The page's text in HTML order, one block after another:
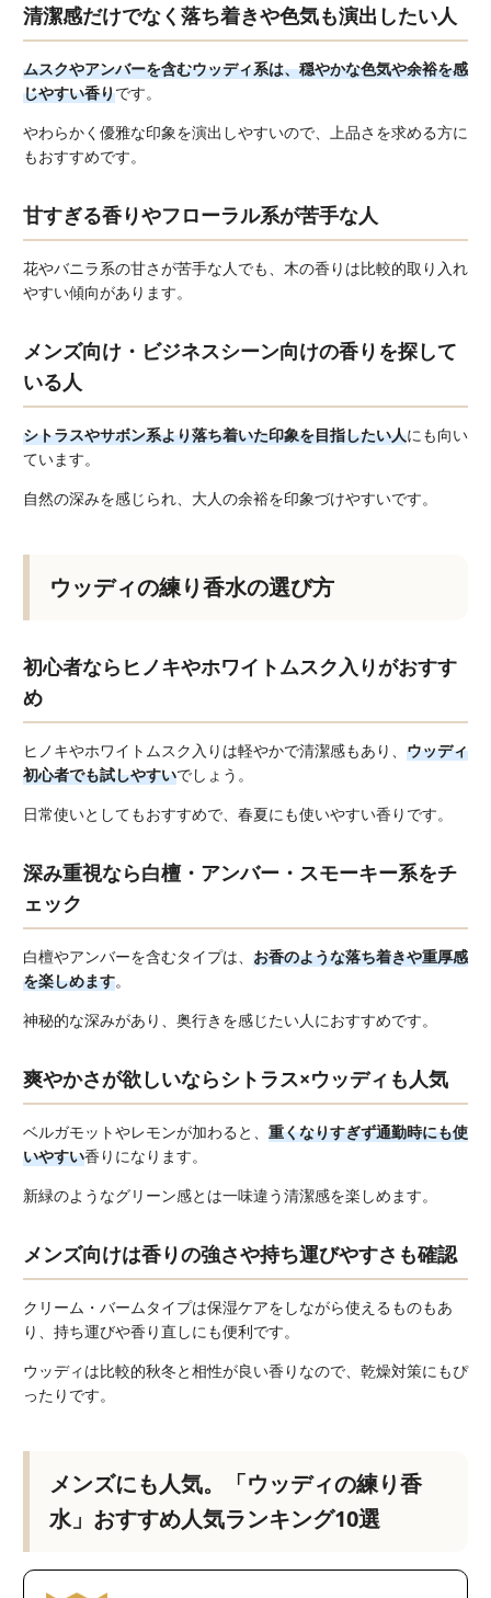
清潔感だけでなく落ち着きや色気も演出したい人
ムスクやアンバーを含むウッディ系は、穏やかな色気や余裕を感
じやすい香りです。
やわらかく優雅な印象を演出しやすいので、上品さを求める方に
もおすすめです。
甘すぎる香りやフローラル系が苦手な人
花やバニラ系の甘さが苦手な人でも、木の香りは比較的取り入れ
やすい傾向があります。
メンズ向け・ビジネスシーン向けの香りを探して
いる人
シトラスやサボン系より落ち着いた印象を目指したい人にも向い
ています。
自然の深みを感じられ、大人の余裕を印象づけやすいです。
ウッディの練り香水の選び方
初心者ならヒノキやホワイトムスク入りがおすす
め
ヒノキやホワイトムスク入りは軽やかで清潔感もあり、 ウッディ
初心者でも試しやすいでしょう。
日常使いとしてもおすすめで、春夏にも使いやすい香りです。
深み重視なら白檀・アンバー・スモーキー系をチ
ェック
白檀やアンバーを含むタイプは、 お香のような落ち着きや重厚感
を楽しめます。
神秘的な深みがあり、奥行きを感じたい人におすすめです。
爽やかさが欲しいならシトラス×ウッディも人気
ベルガモットやレモンが加わると、 重くなりすぎず通勤時にも使
いやすい香りになります。
新緑のようなグリーン感とは一味違う清潔感を楽しめます。
メンズ向けは香りの強さや持ち運びやすさも確認
クリーム・バームタイプは保湿ケアをしながら使えるものもあ
り、持ち運びや香り直しにも便利です。
ウッディは比較的秋冬と相性が良い香りなので、乾燥対策にもぴ
ったりです。
メンズにも人気。「ウッディの練り香
水」おすすめ人気ランキング10選